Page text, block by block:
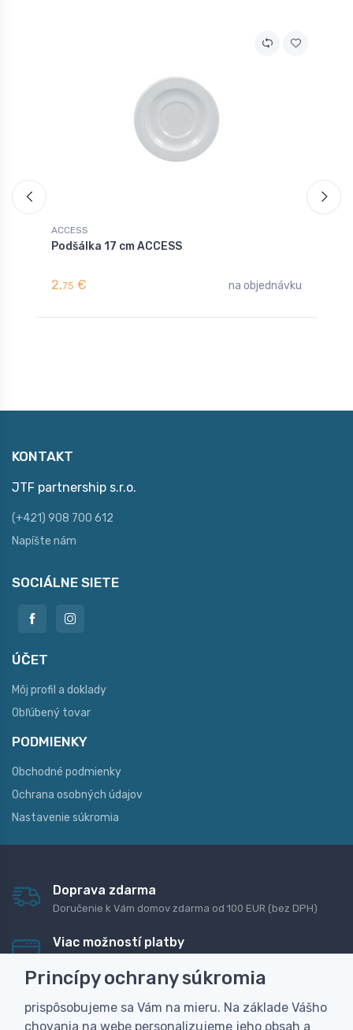
ACCESS
Podšálka 17 cm ACCESS
2,75 € na objednávku
KONTAKT
JTF partnership s.r.o.
(+421) 908 700 612
Napíšte nám
SOCIÁLNE SIETE
ÚČET
Môj profil a doklady
Obľúbený tovar
PODMIENKY
Obchodné podmienky
Ochrana osobných údajov
Nastavenie súkromia
Doprava zdarma
Doručenie k Vám domov zdarma od 100 EUR (bez DPH)
Viac možností platby
dobierku
Personalizácia
Vyrobíme Vám vlastný originálny darček
Princípy ochrany súkromia
prispôsobujeme sa Vám na mieru. Na základe Vášho
chovania na webe personalizujeme jeho obsah a